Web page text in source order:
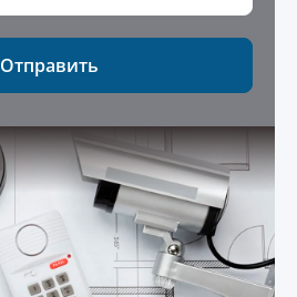
Отправить